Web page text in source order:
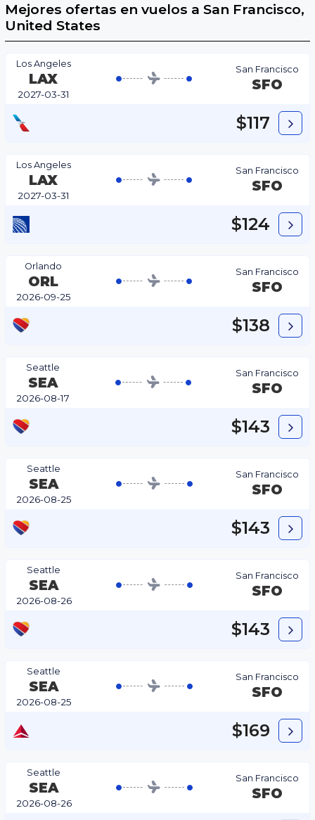
Mejores ofertas en vuelos a San Francisco,
United States
Los Angeles
LAX
2027-03-31
San Francisco
SFO
$117
Los Angeles
LAX
2027-03-31
San Francisco
SFO
$124
Orlando
ORL
2026-09-25
San Francisco
SFO
$138
Seattle
SEA
2026-08-17
San Francisco
SFO
$143
Seattle
SEA
2026-08-25
San Francisco
SFO
$143
Seattle
SEA
2026-08-26
San Francisco
SFO
$143
Seattle
SEA
2026-08-25
San Francisco
SFO
$169
Seattle
SEA
2026-08-26
San Francisco
SFO